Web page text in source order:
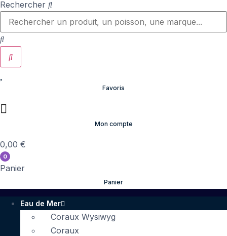
Rechercher
Favoris
Mon compte
0,00 €
0
Panier
Panier
Eau de Mer
Coraux Wysiwyg
Coraux